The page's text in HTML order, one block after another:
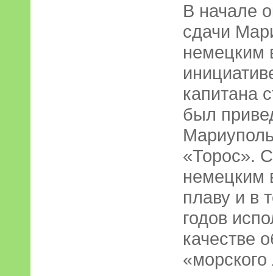
В начале
сдачи
немецким
капитана
был
«Торос».
немецким
плаву и в
годов
качестве